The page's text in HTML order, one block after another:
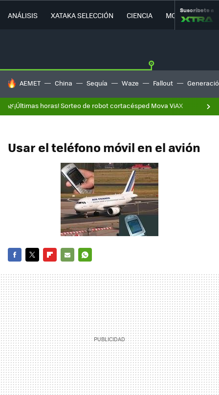
ANÁLISIS XATAKA SELECCIÓN CIENCIA MOVILIDAD
Suscríbete a
HOY SE HABLA DE
AEMET China Sequía Waze Fallout
🌿¡Últimas horas! Sorteo de robot cortacésped Mova ViAX
Usar el teléfono móvil en el avión
MAIL